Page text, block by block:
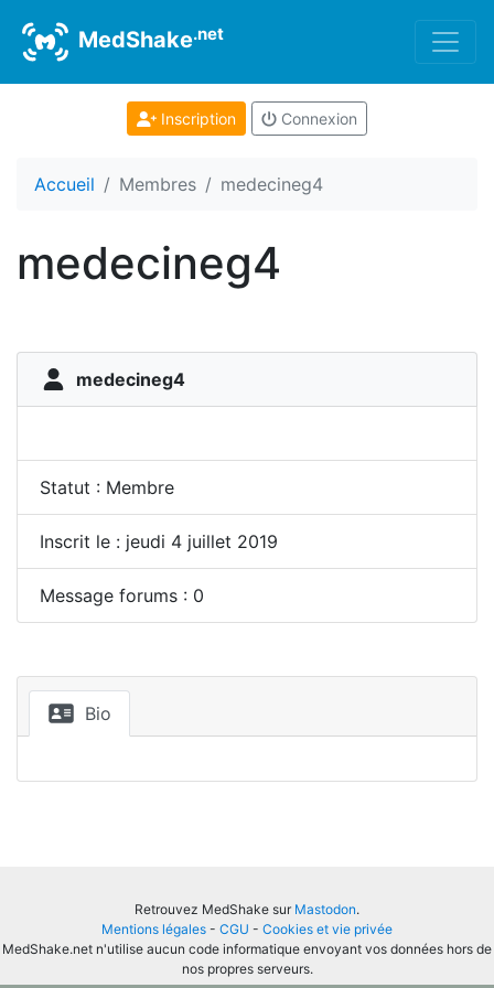
MedShake.net
Inscription Connexion
Accueil Membres medecineg4
medecineg4
medecineg4
Statut : Membre
Inscrit le : jeudi 4 juillet 2019
Message forums : 0
Bio
Retrouvez MedShake sur Mastodon.
Mentions légales - CGU - Cookies et vie privée
MedShake.net n'utilise aucun code informatique envoyant vos données hors de
nos propres serveurs.